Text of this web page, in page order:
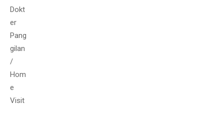
Dokt
er
Pang
gilan
/
Hom
e
Visit